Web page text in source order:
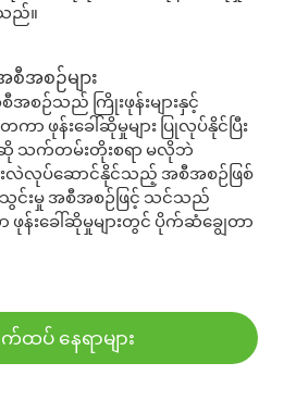
ည်။
စီအစဉ်များ
အစဉ်သည် ကြိုးဖုန်းများနှင့်
ကာ ဖုန်းခေါ်ဆိုမှုများ ပြုလုပ်နိုင်ပြီး
သက်တမ်းတိုးစရာ မလိုဘဲ
းလဲလုပ်ဆောင်နိုင်သည့် အစီအစဉ်ဖြစ်
သွင်းမှု အစီအစဉ်ဖြင့် သင်သည်
ဖုန်းခေါ်ဆိုမှုများတွင် ပိုက်ဆံချွေတာ
က်ထပ် နေရာများ